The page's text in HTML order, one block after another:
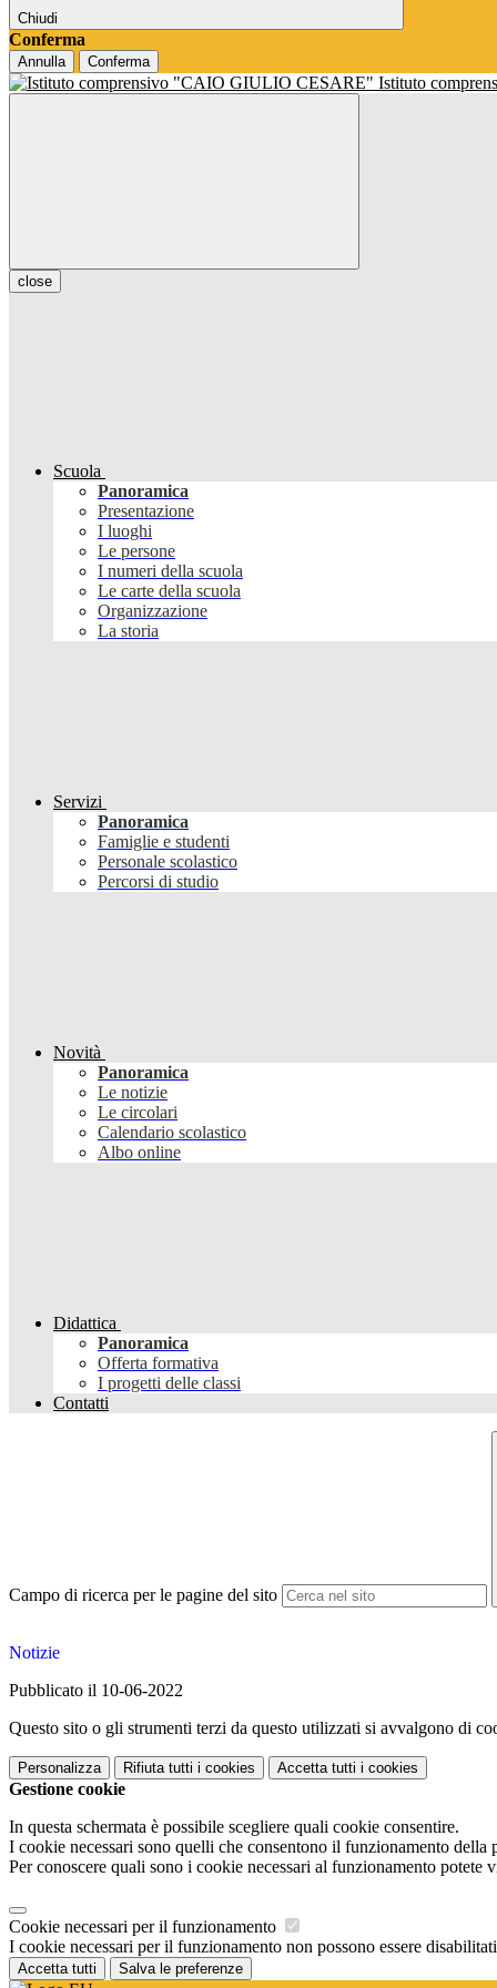
Chiudi
Conferma
Annulla Conferma
Istituto
close
Scuola
Panoramica
Presentazione
I luoghi
Le persone
I numeri della scuola
Le carte della scuola
Organizzazione
La storia
Servizi
Panoramica
Famiglie e studenti
Personale scolastico
Percorsi di studio
Novità
Panoramica
Le notizie
Le circolari
Calendario scolastico
Albo online
Didattica
Panoramica
Offerta formativa
I progetti delle classi
Contatti
Campo di ricerca per le pagine del sito
Notizie
Pubblicato il 10-06-2022
Questo sito o gli strumenti terzi da questo utilizzati si avvalgono di
Personalizza Rifiuta tutti i cookies Accetta tutti i cookies
Gestione cookie
In questa schermata è possibile scegliere quali cookie consentire.
I cookie necessari sono quelli che consentono il funzionamento
Per conoscere quali sono i cookie necessari al funzionamento potete
Cookie necessari per il funzionamento
I cookie necessari per il funzionamento non possono essere
Accetta tutti Salva le preferenze